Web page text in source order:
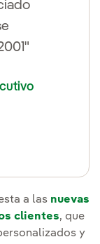
a las nuevas
clientes, que
y